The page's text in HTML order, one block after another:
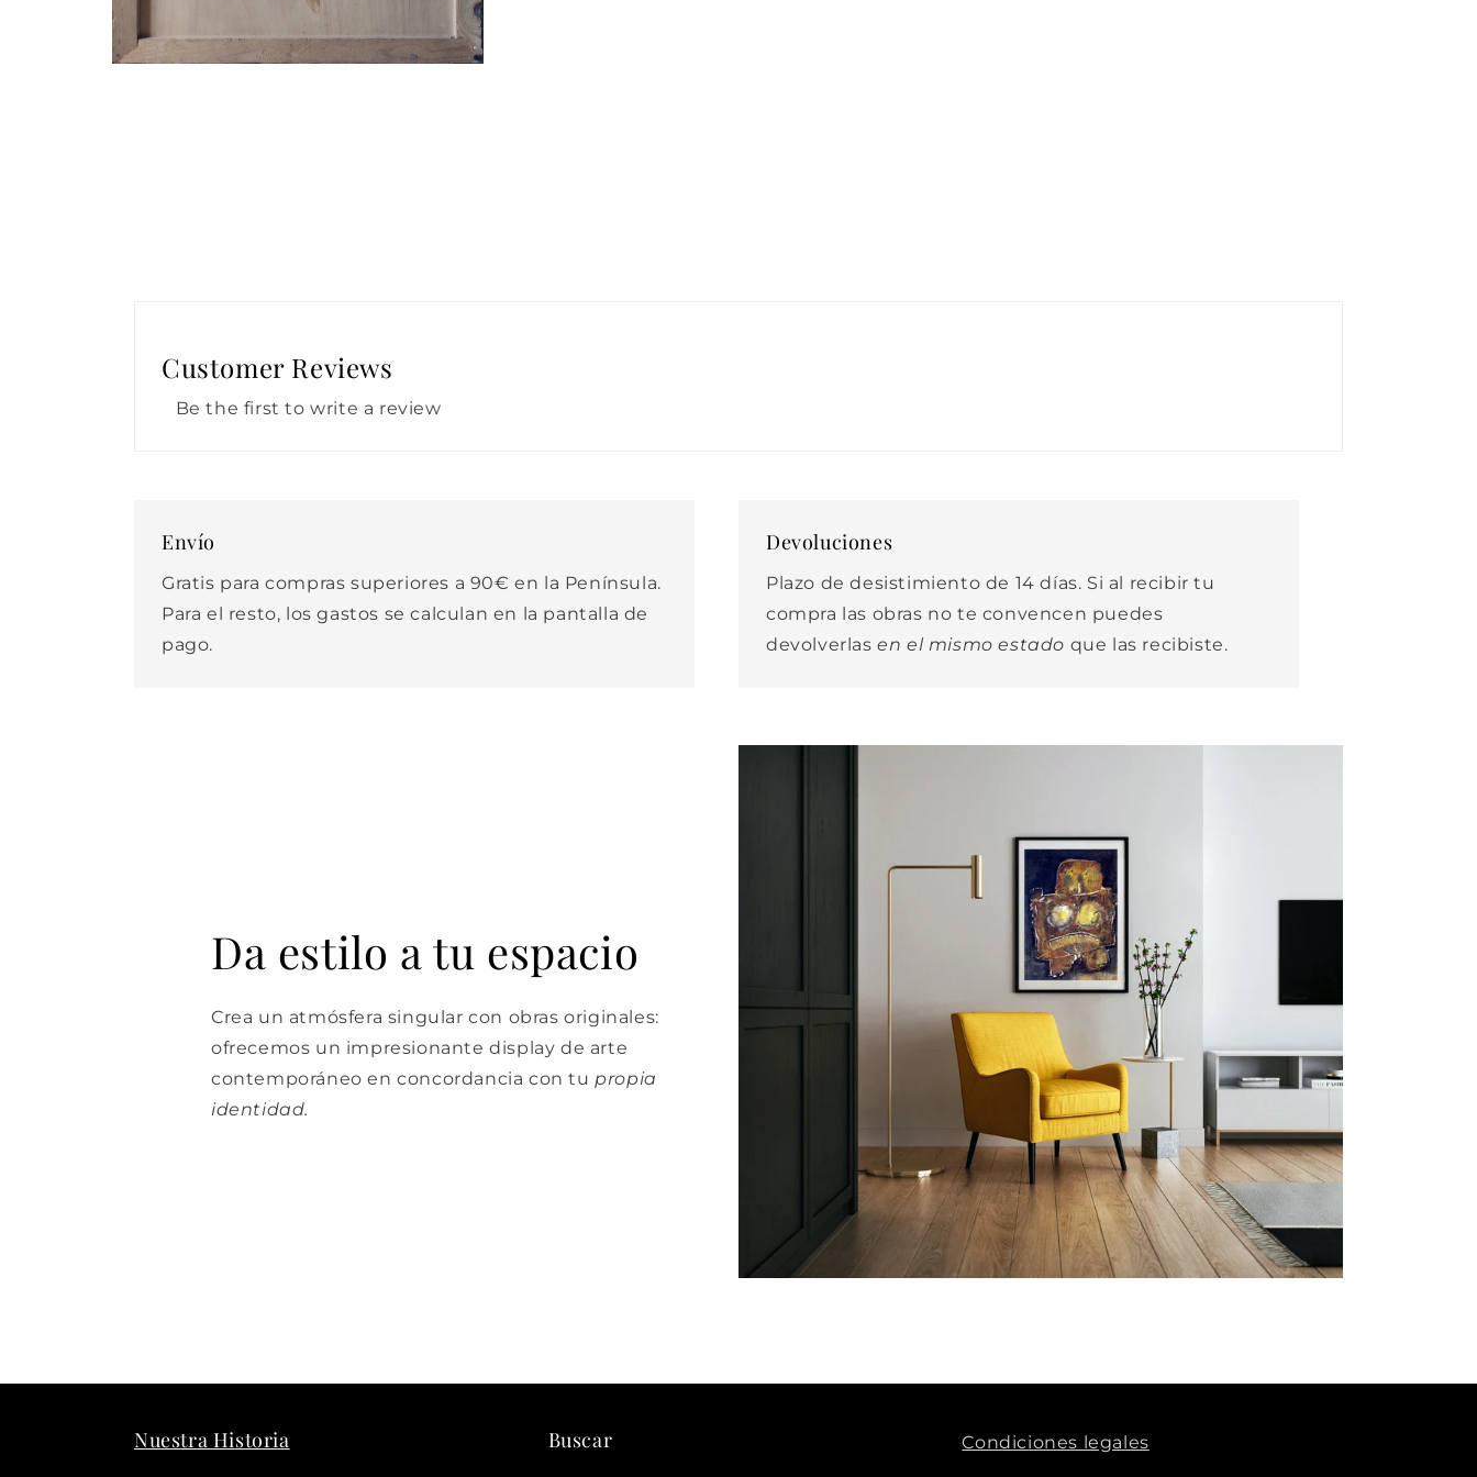
Customer Reviews
Be the first to write a review
Envío
Gratis para compras superiores a 90€ en la Península.
Para el resto, los gastos se calculan en la pantalla de
pago.
Devoluciones
Plazo de desistimiento de 14 días. Si al recibir tu
compra las obras no te convencen puedes
devolverlasen el mismo estado que las recibiste.
Da estilo a tu espacio
Crea un atmósfera singular con obras originales:
ofrecemos un impresionante display de arte
contemporáneo en concordancia con tu propia
identidad.
Nuestra Historia Buscar Condiciones legales